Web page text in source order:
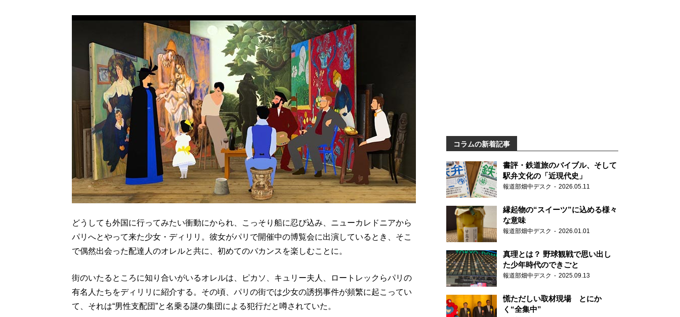
どうしても外国に行ってみたい衝動にかられ、こっそり船に忍び込み、ニューカレドニアから
パリへとやって来た少女・ディリリ。彼女がパリで開催中の博覧会に出演しているとき、そこ
で偶然出会った配達人のオレルと共に、初めてのバカンスを楽しむことに。
街のいたるところに知り合いがいるオレルは、ピカソ、キュリー夫人、ロートレックらパリの
有名人たちをディリリに紹介する。その頃、パリの街では少女の誘拐事件が頻繁に起こってい
て、それは“男性支配団”と名乗る謎の集団による犯行だと噂されていた。
コラムの新着記事
書評・鉄道旅のバイブル、そして
駅弁文化の「近現代史」
報道部畑中デスク 2026.05.11
縁起物の“スイーツ”に込める様々
な意味
報道部畑中デスク 2026.01.01
真理とは？ 野球観戦で思い出し
た少年時代のできごと
報道部畑中デスク 2025.09.13
慌ただしい取材現場 とにか
く“全集中”